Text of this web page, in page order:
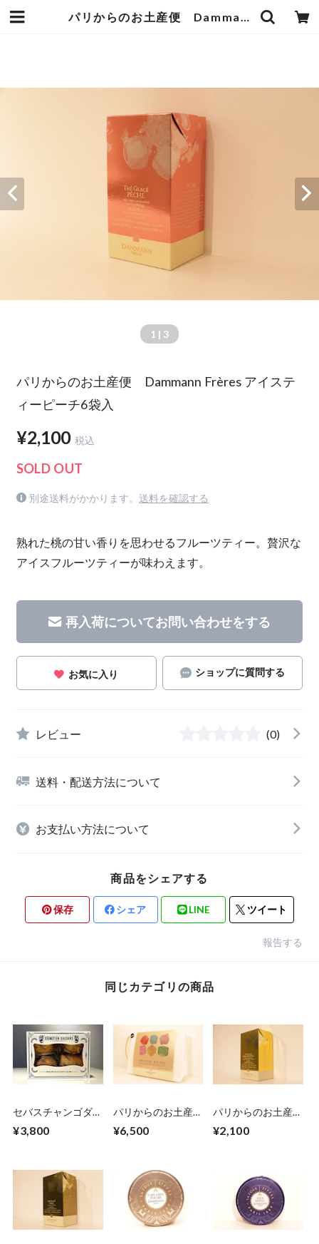
パリからのお土産便 Dammann Frères アイスティーピーチ6袋入 | オーベルジュ麻布
1 | 3
パリからのお土産便 Dammann Frères アイステ
ィーピーチ6袋入
¥2,100 税込
SOLD OUT
別途送料がかかります。 送料を確認する
熟れた桃の甘い香りを思わせるフルーツティー。贅沢な
アイスフルーツティーが味わえます。
再入荷についてお問い合わせをする
お気に入り ショップに質問する
レビュー (0)
送料・配送方法について
お支払い方法について
商品をシェアする
保存 シェア LINE ツイート
報告する
同じカテゴリの商品
セバスチャンゴダー
わせ（小）
¥3,800
パリからのお土産
Frères アイスティー
¥6,500
パリからのお土産
Frères アイスティー
¥2,100